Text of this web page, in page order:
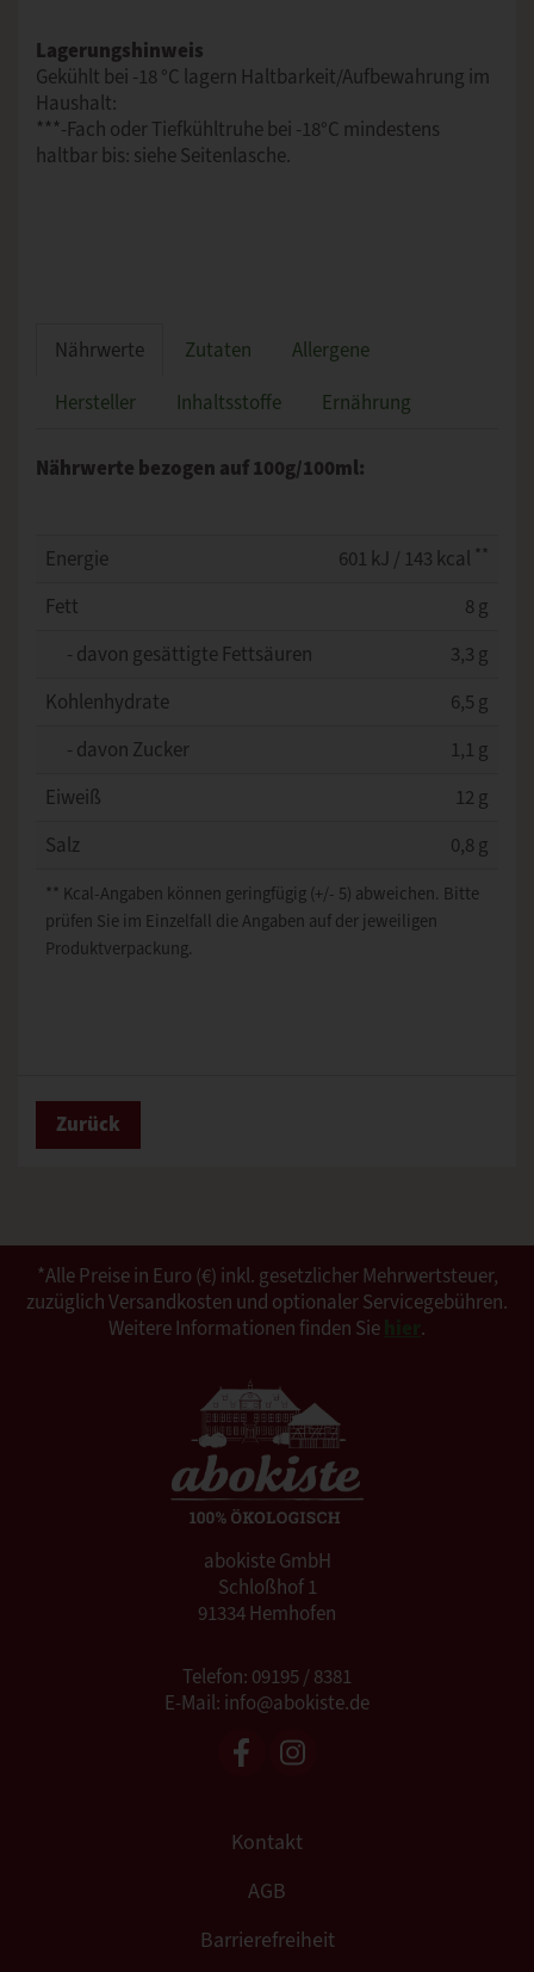
Lagerungshinweis
Gekühlt bei -18 °C lagern Haltbarkeit/Aufbewahrung im
Haushalt:
***-Fach oder Tiefkühltruhe bei -18°C mindestens
haltbar bis: siehe Seitenlasche.
Nährwerte Zutaten
Allergene
Hersteller
Inhaltsstoffe Ernährung
Nährwerte bezogen auf 100g/100ml:
Energie 601 kJ / 143 kcal **
Fett
8 g
- davon gesättigte Fettsäuren
3,3 g
Kohlenhydrate
6,5 g
- davon Zucker
1,1 g
Eiweiß
12 g
Salz
0,8 g
** Kcal-Angaben können geringfügig (+/- 5) abweichen. Bitte
prüfen Sie im Einzelfall die Angaben auf der jeweiligen
Produktverpackung.
Zurück
*Alle Preise in Euro (€) inkl. gesetzlicher Mehrwertsteuer,
zuzüglich Versandkosten und optionaler Servicegebühren.
Weitere Informationen finden Sie
.
abokiste GmbH
Schloßhof 1
91334 Hemhofen
Telefon: 09195 / 8381
E-Mail: info@abokiste.de
Kontakt
AGB
Barrierefreiheit